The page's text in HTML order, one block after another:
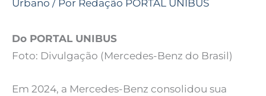
Urbano / Por Redação PORTAL UNIBUS
Do PORTAL UNIBUS
Foto: Divulgação (Mercedes-Benz do Brasil)
Em 2024, a Mercedes-Benz consolidou sua